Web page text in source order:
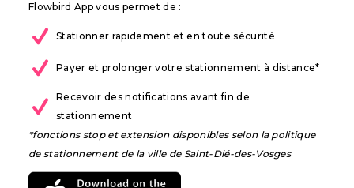
Flowbird App vous permet de :
Stationner rapidement et en toute sécurité
Payer et prolonger votre stationnement à distance*
Recevoir des notifications avant fin de
stationnement
*fonctions stop et extension disponibles selon la politique
de stationnement de la ville de Saint-Dié-des-Vosges